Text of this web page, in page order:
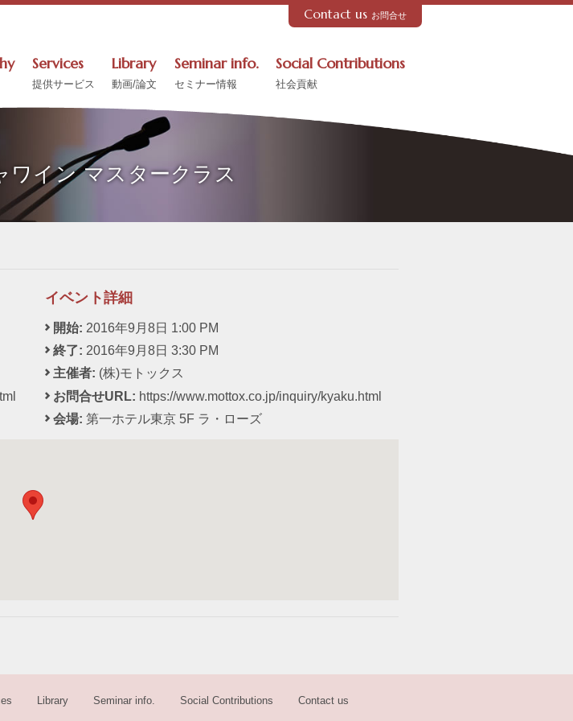
Contact us お問合せ
Services
提供サービス
Library
動画/論文
Seminar info.
セミナー情報
Social Contributions
社会貢献
ワイン マスタークラス
イベント詳細
開始: 2016年9月8日 1:00 PM
終了: 2016年9月8日 3:30 PM
主催者: (株)モトックス
お問合せURL: https://www.mottox.co.jp/inquiry/kyaku.html
会場: 第一ホテル東京 5F ラ・ローズ
Library Seminar info. Social Contributions Contact us